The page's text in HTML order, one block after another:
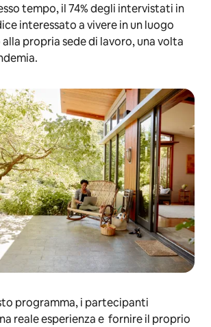
tempo, il 74% degli intervistati in
interessato a vivere in un luogo
propria sede di lavoro, una volta
programma, i partecipanti
reale esperienza e fornire il proprio